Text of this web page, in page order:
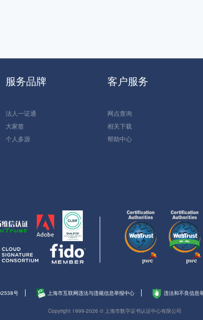
服务品牌
法人一证通
大家签
个人多源
客户服务
网点查询
相关下载
帮助中心
号 上海市互联网违法与违规信息举报中心 违法和不良信息
Copyright 1999-2026 © 上海市数字证书认证中心有限公司